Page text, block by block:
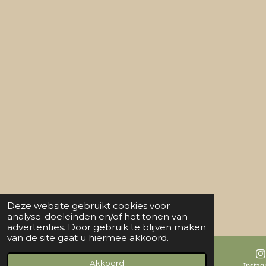
Deze website gebruikt cookies voor
analyse-doeleinden en/of het tonen van
advertenties. Door gebruik te blijven maken
van de site gaat u hiermee akkoord.
Akkoord